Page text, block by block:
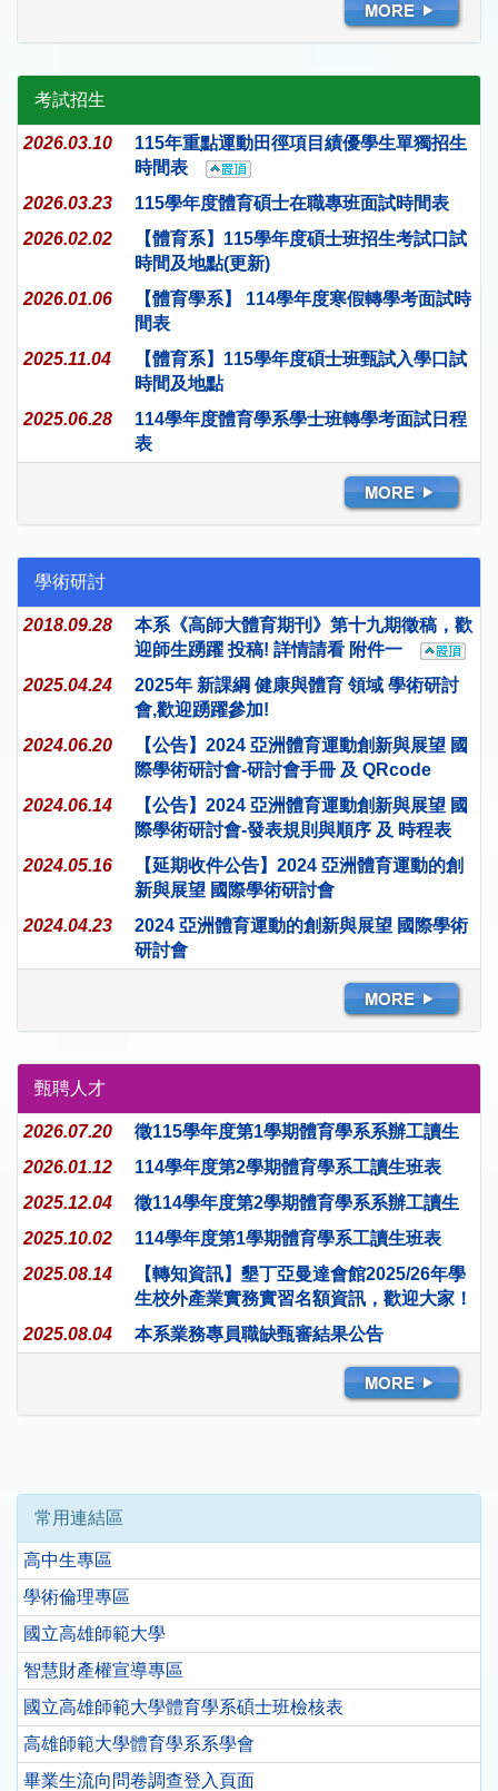
考試招生
2026.03.10
115年重點運動田徑項目績優學生單獨招生
時間表
2026.03.23
115學年度體育碩士在職專班面試時間表
2026.02.02
【體育系】115學年度碩士班招生考試口試
時間及地點(更新)
2026.01.06
【體育學系】 114學年度寒假轉學考面試時
間表
2025.11.04
【體育系】115學年度碩士班甄試入學口試
時間及地點
2025.06.28
114學年度體育學系學士班轉學考面試日程
表
學術研討
2018.09.28
本系《高師大體育期刊》第十九期徵稿，歡
迎師生踴躍 投稿! 詳情請看 附件一
2025.04.24
2025年 新課綱 健康與體育 領域 學術研討
會,歡迎踴躍參加!
2024.06.20
【公告】2024 亞洲體育運動創新與展望 國
際學術研討會-研討會手冊 及 QRcode
2024.06.14
【公告】2024 亞洲體育運動創新與展望 國
際學術研討會-發表規則與順序 及 時程表
2024.05.16
【延期收件公告】2024 亞洲體育運動的創
新與展望 國際學術研討會
2024.04.23
2024 亞洲體育運動的創新與展望 國際學術
研討會
甄聘人才
2026.07.20
徵115學年度第1學期體育學系系辦工讀生
2026.01.12
114學年度第2學期體育學系工讀生班表
2025.12.04
徵114學年度第2學期體育學系系辦工讀生
2025.10.02
114學年度第1學期體育學系工讀生班表
2025.08.14
【轉知資訊】墾丁亞曼達會館2025/26年學
生校外產業實務實習名額資訊，歡迎大家！
2025.08.04
本系業務專員職缺甄審結果公告
常用連結區
高中生專區
學術倫理專區
國立高雄師範大學
智慧財產權宣導專區
國立高雄師範大學體育學系碩士班檢核表
高雄師範大學體育學系系學會
畢業生流向問卷調查登入頁面